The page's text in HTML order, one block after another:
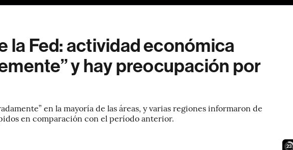
la Fed: actividad económica
y hay preocupación por
en la mayoría de las áreas, y varias regiones informaron de
en comparación con el período anterior.
22